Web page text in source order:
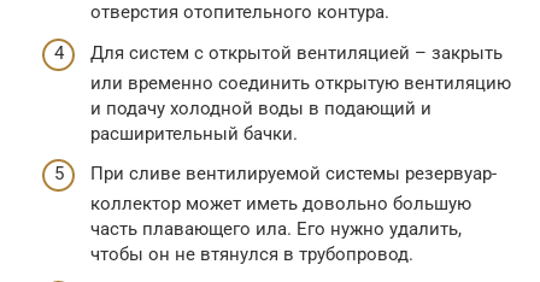
отверстия отопительного контура.
Для систем с открытой вентиляцией – закрыть
или временно соединить открытую вентиляцию
и подачу холодной воды в подающий и
расширительный бачки.
При сливе вентилируемой системы резервуар-
коллектор может иметь довольно большую
часть плавающего ила. Его нужно удалить,
чтобы он не втянулся в трубопровод.